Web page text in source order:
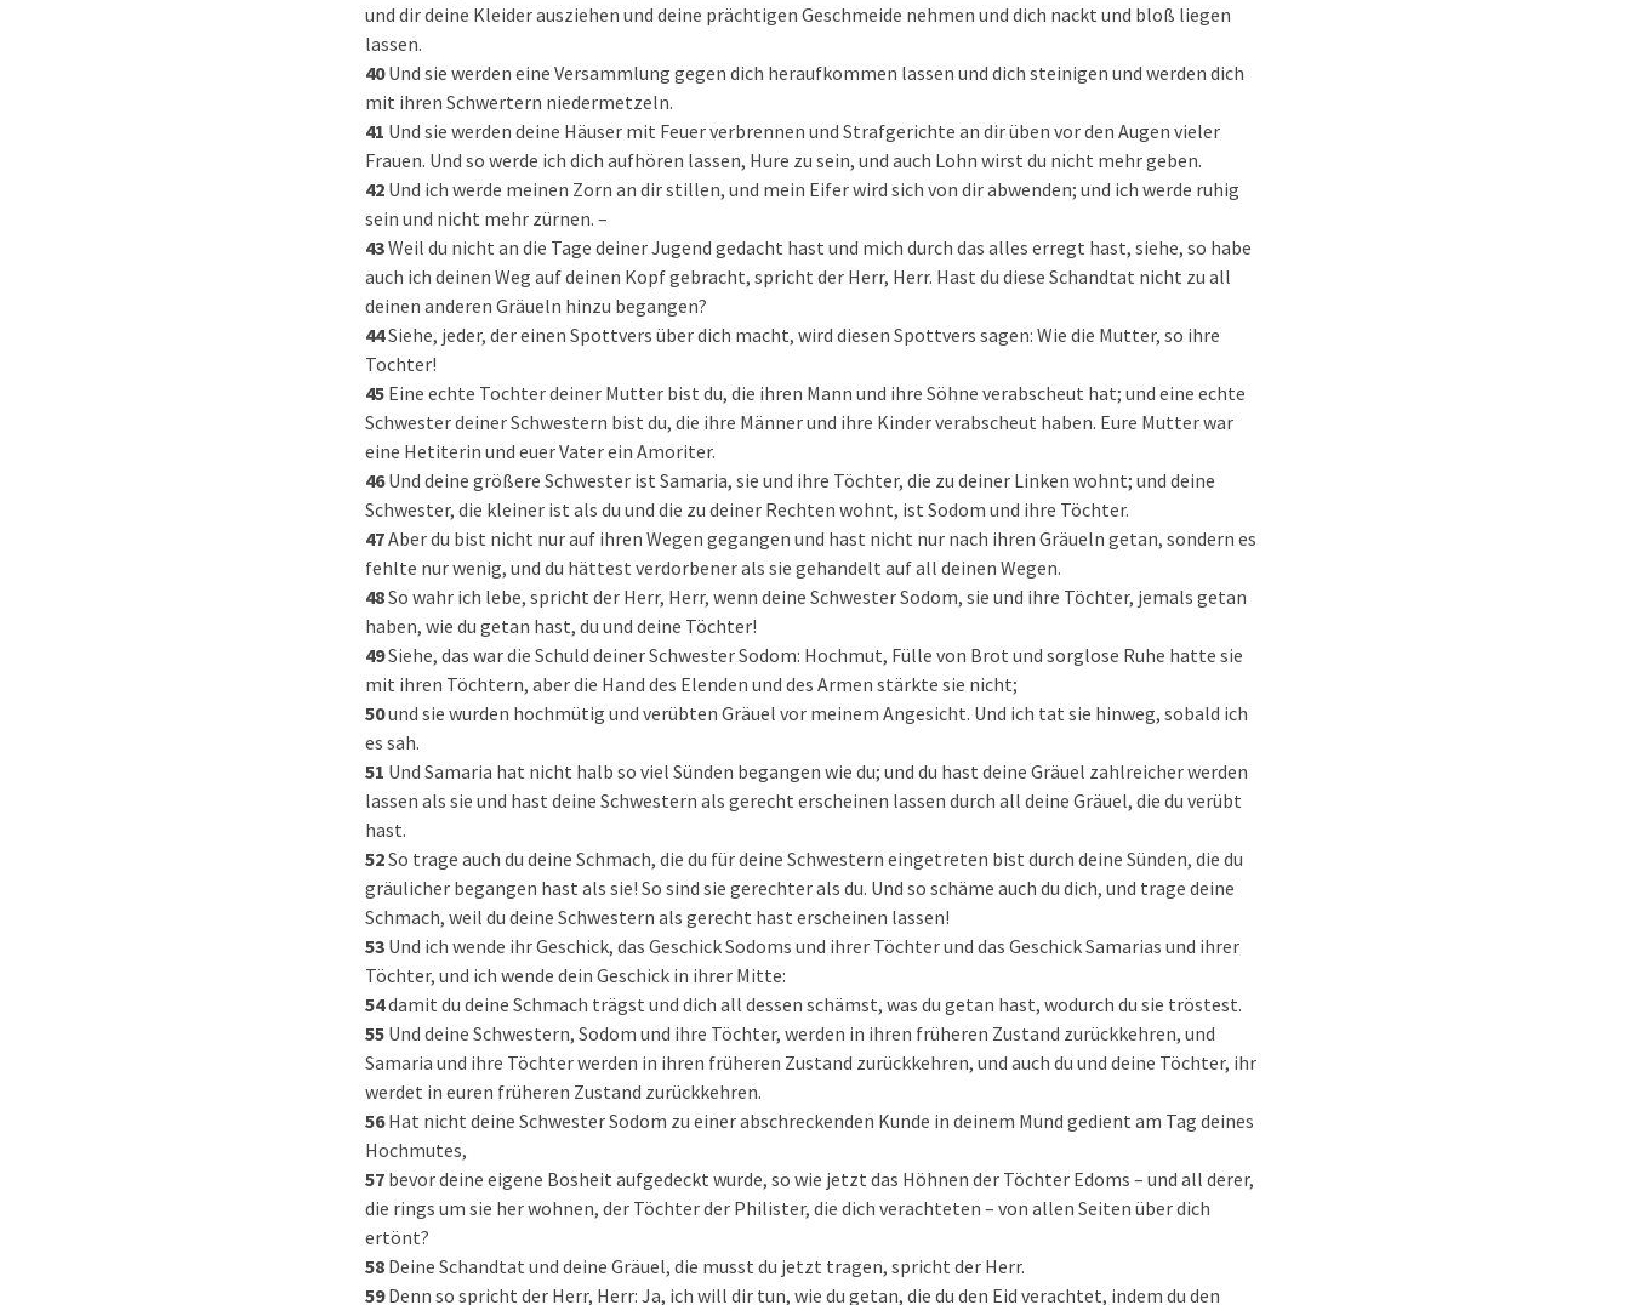
und dir deine Kleider ausziehen und deine prächtigen Geschmeide nehmen und dich nackt und bloß liegen
lassen.
40Und sie werden eine Versammlung gegen dich heraufkommen lassen und dich steinigen und werden dich
mit ihren Schwertern niedermetzeln.
41 Und sie werden deine Häuser mit Feuer verbrennen und Strafgerichte an dir üben vor den Augen vieler
Frauen. Und so werde ich dich aufhören lassen, Hure zu sein, und auch Lohn wirst du nicht mehr geben.
42 Und ich werde meinen Zorn an dir stillen, und mein Eifer wird sich von dir abwenden; und ich werde ruhig
sein und nicht mehr zürnen. –
43Weil du nicht an die Tage deiner Jugend gedacht hast und mich durch das alles erregt hast, siehe, so habe
auch ich deinen Weg auf deinen Kopf gebracht, spricht der Herr, Herr. Hast du diese Schandtat nicht zu all
deinen anderen Gräueln hinzu begangen?
44Siehe, jeder, der einen Spottvers über dich macht, wird diesen Spottvers sagen: Wie die Mutter, so ihre
Tochter!
45 Eine echte Tochter deiner Mutter bist du, die ihren Mann und ihre Söhne verabscheut hat; und eine echte
Schwester deiner Schwestern bist du, die ihre Männer und ihre Kinder verabscheut haben. Eure Mutter war
eine Hetiterin und euer Vater ein Amoriter.
46Und deine größere Schwester ist Samaria, sie und ihre Töchter, die zu deiner Linken wohnt; und deine
Schwester, die kleiner ist als du und die zu deiner Rechten wohnt, ist Sodom und ihre Töchter.
47Aber du bist nicht nur auf ihren Wegen gegangen und hast nicht nur nach ihren Gräueln getan, sondern es
fehlte nur wenig, und du hättest verdorbener als sie gehandelt auf all deinen Wegen.
48So wahr ich lebe, spricht der Herr, Herr, wenn deine Schwester Sodom, sie und ihre Töchter, jemals getan
haben, wie du getan hast, du und deine Töchter!
49Siehe, das war die Schuld deiner Schwester Sodom: Hochmut, Fülle von Brot und sorglose Ruhe hatte sie
mit ihren Töchtern, aber die Hand des Elenden und des Armen stärkte sie nicht;
50und sie wurden hochmütig und verübten Gräuel vor meinem Angesicht. Und ich tat sie hinweg, sobald ich
es sah.
51 Und Samaria hat nicht halb so viel Sünden begangen wie du; und du hast deine Gräuel zahlreicher werden
lassen als sie und hast deine Schwestern als gerecht erscheinen lassen durch all deine Gräuel, die du verübt
hast.
52So trage auch du deine Schmach, die du für deine Schwestern eingetreten bist durch deine Sünden, die du
gräulicher begangen hast als sie! So sind sie gerechter als du. Und so schäme auch du dich, und trage deine
Schmach, weil du deine Schwestern als gerecht hast erscheinen lassen!
53 Und ich wende ihr Geschick, das Geschick Sodoms und ihrer Töchter und das Geschick Samarias und ihrer
Töchter, und ich wende dein Geschick in ihrer Mitte:
54damit du deine Schmach trägst und dich all dessen schämst, was du getan hast, wodurch du sie tröstest.
55 Und deine Schwestern, Sodom und ihre Töchter, werden in ihren früheren Zustand zurückkehren, und
Samaria und ihre Töchter werden in ihren früheren Zustand zurückkehren, und auch du und deine Töchter, ihr
werdet in euren früheren Zustand zurückkehren.
56Hat nicht deine Schwester Sodom zu einer abschreckenden Kunde in deinem Mund gedient am Tag deines
Hochmutes,
57 bevor deine eigene Bosheit aufgedeckt wurde, so wie jetzt das Höhnen der Töchter Edoms – und all derer,
die rings um sie her wohnen, der Töchter der Philister, die dich verachteten – von allen Seiten über dich
ertönt?
58 Deine Schandtat und deine Gräuel, die musst du jetzt tragen, spricht der Herr.
59Denn so spricht der Herr, Herr: Ja, ich will dir tun, wie du getan, die du den Eid verachtet, indem du den